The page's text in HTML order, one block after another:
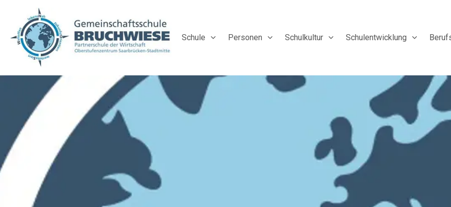
Schule Personen Schulkultur Schulentwicklung